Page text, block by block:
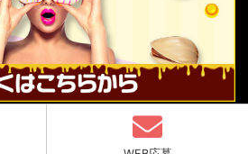
ゅあらばスタッフ All rights reserved.